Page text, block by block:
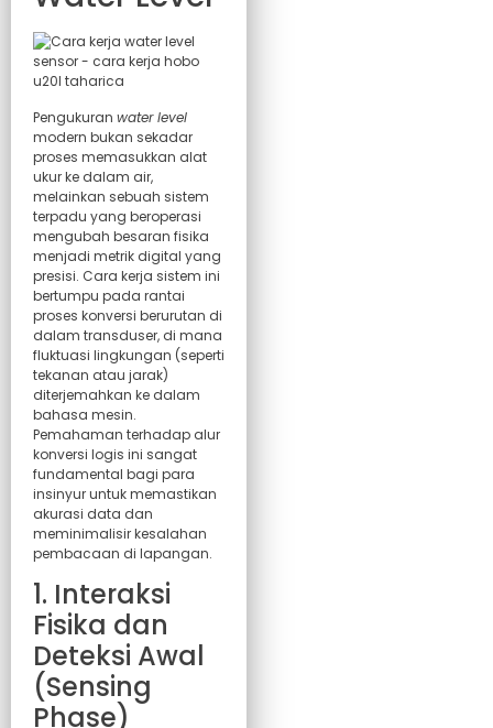
Pengukuran water level
modern bukan sekadar
proses memasukkan alat
ukur ke dalam air,
melainkan sebuah sistem
terpadu yang beroperasi
mengubah besaran fisika
menjadi metrik digital yang
presisi. Cara kerja sistem ini
bertumpu pada rantai
proses konversi berurutan di
dalam transduser, di mana
fluktuasi lingkungan (seperti
tekanan atau jarak)
diterjemahkan ke dalam
bahasa mesin.
Pemahaman terhadap alur
konversi logis ini sangat
fundamental bagi para
insinyur untuk memastikan
akurasi data dan
meminimalisir kesalahan
pembacaan di lapangan.
1. Interaksi
Fisika dan
Deteksi Awal
(Sensing
Phase)